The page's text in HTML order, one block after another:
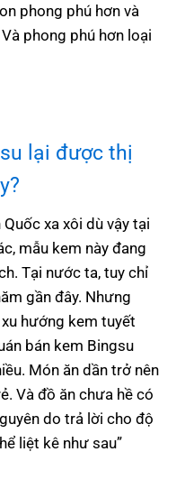
phong phú hơn và
phong phú hơn loại
lại được thị
xa xôi dù vậy tại
mẫu kem này đang
Tại nước ta, tuy chỉ
gần đây. Nhưng
hướng kem tuyết
bán kem Bingsu
Món ăn dần trở nên
Và đồ ăn chưa hề có
do trả lời cho độ
liệt kê như sau”